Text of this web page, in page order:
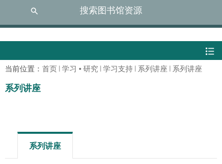
搜索图书馆资源
当前位置： 首页 学习 • 研究 学习支持 系列讲座 系列讲座
系列讲座
系列讲座